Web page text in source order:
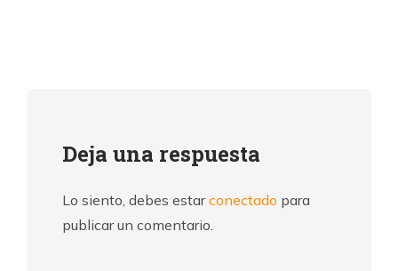
Deja una respuesta
Lo siento, debes estarconectado para
publicar un comentario.